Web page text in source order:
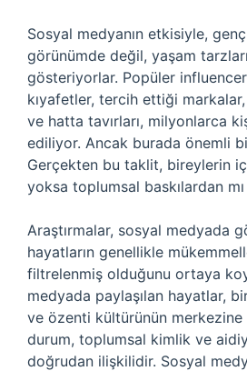
Sosyal medyanın etkisiyle,
görünümde değil, yaşam
gösteriyorlar. Popüler
kıyafetler, tercih ettiği
ve hatta tavırları, milyonlarca
ediliyor. Ancak burada önemli
Gerçekten bu taklit, bireylerin
yoksa toplumsal baskılardan
Araştırmalar, sosyal medyada
hayatların genellikle
filtrelenmiş olduğunu ortaya
medyada paylaşılan hayatlar,
ve özenti kültürünün merkezine
durum, toplumsal kimlik ve
doğrudan ilişkilidir. Sosyal